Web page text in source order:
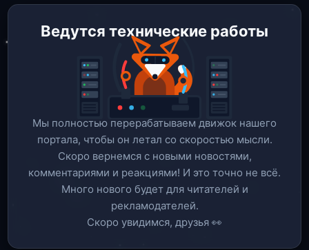
Ведутся технические работы
Мы полностью перерабатываем движок нашего
портала, чтобы он летал со скоростью мысли.
Скоро вернемся c новыми новостями,
комментариями и реакциями! И это точно не всё.
Много нового будет для читателей и
рекламодателей.
Скоро увидимся, друзья 👀